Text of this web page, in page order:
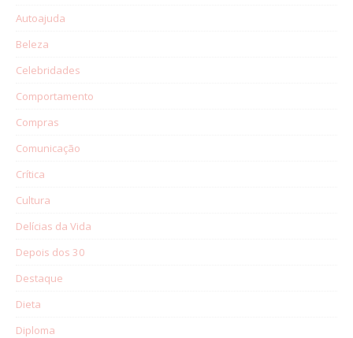
Autoajuda
Beleza
Celebridades
Comportamento
Compras
Comunicação
Crítica
Cultura
Delícias da Vida
Depois dos 30
Destaque
Dieta
Diploma